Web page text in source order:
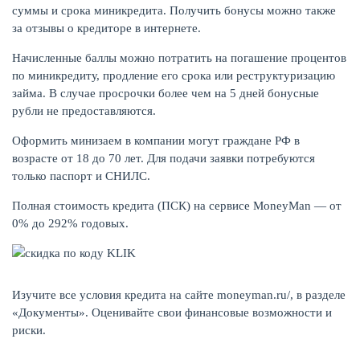
суммы и срока миникредита. Получить бонусы можно также
за отзывы о кредиторе в интернете.
Начисленные баллы можно потратить на погашение процентов
по миникредиту, продление его срока или реструктуризацию
займа. В случае просрочки более чем на 5 дней бонусные
рубли не предоставляются.
Оформить минизаем в компании могут граждане РФ в
возрасте от 18 до 70 лет. Для подачи заявки потребуются
только паспорт и СНИЛС.
Полная стоимость кредита (ПСК) на сервисе MoneyMan — от
0% до 292% годовых.
Изучите все условия кредита на сайте moneyman.ru/, в разделе
«Документы». Оценивайте свои финансовые возможности и
риски.